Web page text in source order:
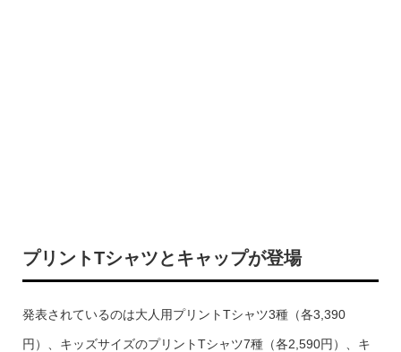
プリントTシャツとキャップが登場
発表されているのは大人用プリントTシャツ3種（各3,390
円）、キッズサイズのプリントTシャツ7種（各2,590円）、キ